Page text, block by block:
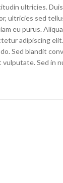
ultricies.
ultricies sed
eu purus.
adipiscing
Sed blandit
Sed in